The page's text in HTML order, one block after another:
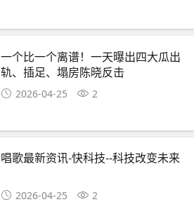
一个比一个离谱！一天曝出四大瓜出
轨、插足、塌房陈晓反击
2026-04-25 2
唱歌最新资讯-快科技--科技改变未来
2026-04-25 2